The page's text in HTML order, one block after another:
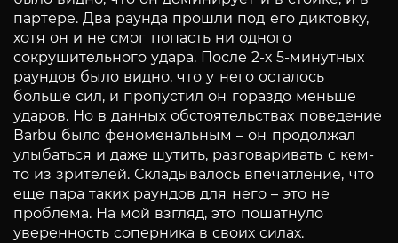
партере. Два раунда прошли под его диктовку,
хотя он и не смог попасть ни одного
сокрушительного удара. После 2-х 5-минутных
раундов было видно, что у него осталось
больше сил, и пропустил он гораздо меньше
ударов. Но в данных обстоятельствах поведение
Вarbu было феноменальным – он продолжал
улыбаться и даже шутить, разговаривать с кем-
то из зрителей. Складывалось впечатление, что
еще пара таких раундов для него – это не
проблема. На мой взгляд, это пошатнуло
уверенность соперника в своих силах.